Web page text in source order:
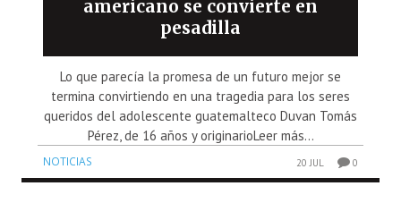
americano se convierte en
pesadilla
Lo que parecía la promesa de un futuro mejor se
termina convirtiendo en una tragedia para los seres
queridos del adolescente guatemalteco Duvan Tomás
Pérez, de 16 años y originarioLeer más...
NOTICIAS 20 JUL 0